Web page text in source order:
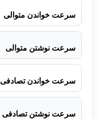
سرعت خواندن متوالی
سرعت نوشتن متوالی
سرعت خواندن تصادفی
سرعت نوشتن تصادفی